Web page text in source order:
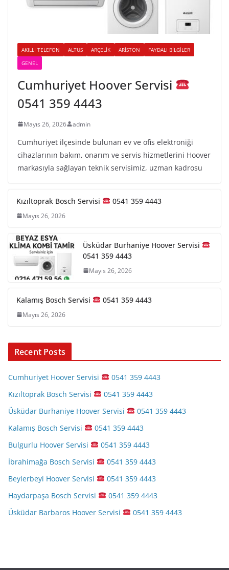
AKILLI TELEFON ALTUS ARÇELIK ARISTON
FAYDALI BILGILER
GENEL
Cumhuriyet Hoover Servisi
0541 359 4443
Mayıs 26, 2026 admin
Cumhuriyet ilçesinde bulunan ev ve ofis elektroniği
cihazlarının bakım, onarım ve servis hizmetlerini Hoover
markasıyla sağlayan teknik servisimiz, uzman kadrosu
Kızıltoprak Bosch Servisi 0541 359 4443
Mayıs 26, 2026
Üsküdar Burhaniye Hoover Servisi
0541 359 4443
Mayıs 26, 2026
Kalamış Bosch Servisi 0541 359 4443
Mayıs 26, 2026
Recent Posts
Cumhuriyet Hoover Servisi
0541 359 4443
Kızıltoprak Bosch Servisi
0541 359 4443
Üsküdar Burhaniye Hoover Servisi
0541 359 4443
Kalamış Bosch Servisi
0541 359 4443
Bulgurlu Hoover Servisi
0541 359 4443
İbrahimağa Bosch Servisi
0541 359 4443
Beylerbeyi Hoover Servisi
0541 359 4443
Haydarpaşa Bosch Servisi
0541 359 4443
Üsküdar Barbaros Hoover Servisi
0541 359 4443